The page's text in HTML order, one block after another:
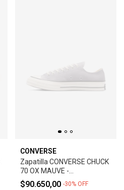
CONVERSE
Zapatilla CONVERSE CHUCK
70 OX MAUVE -
STONE/EGRET/BLACK
$90.650,00 -30% OFF